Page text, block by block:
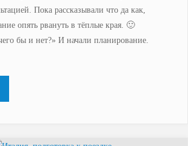
Пока рассказывали что да как,
опять рвануть в тёплые края. 🙂
бы и нет?» И начали планирование.